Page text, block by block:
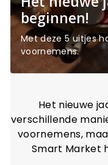
beginnen!
Met deze 5 uitjes
voornemens.
Het nieuwe
verschillende
voornemens,
Smart Market